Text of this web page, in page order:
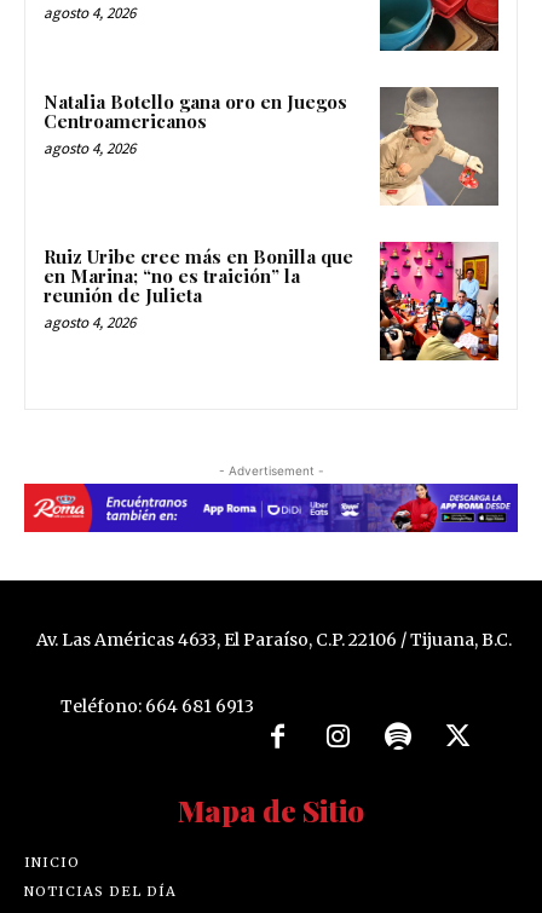
agosto 4, 2026
Natalia Botello gana oro en Juegos
Centroamericanos
agosto 4, 2026
Ruiz Uribe cree más en Bonilla que
en Marina; “no es traición” la
reunión de Julieta
agosto 4, 2026
- Advertisement -
Av. Las Américas 4633, El Paraíso, C.P. 22106 / Tijuana, B.C.
Teléfono: 664 681 6913
Mapa de Sitio
INICIO
NOTICIAS DEL DÍA